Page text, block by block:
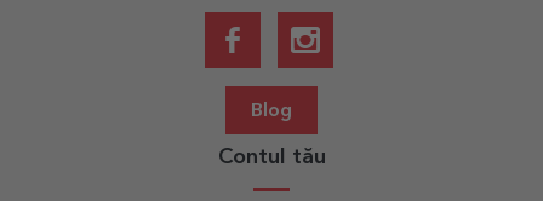
Blog
Contul tău